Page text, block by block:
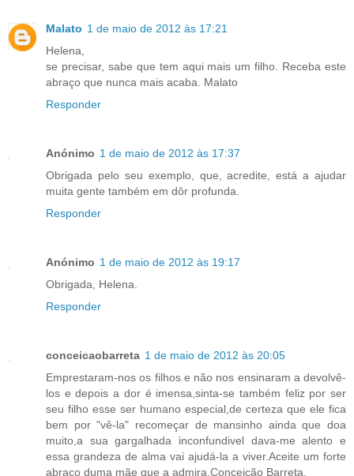
Malato 1 de maio de 2012 às 17:21
Helena,
se precisar, sabe que tem aqui mais um filho. Receba este
abraço que nunca mais acaba. Malato
Responder
Anónimo 1 de maio de 2012 às 17:37
Obrigada pelo seu exemplo, que, acredite, está a ajudar
muita gente também em dôr profunda.
Responder
Anónimo 1 de maio de 2012 às 19:17
Obrigada, Helena.
Responder
conceicaobarreta 1 de maio de 2012 às 20:05
Emprestaram-nos os filhos e não nos ensinaram a devolvê-
los e depois a dor é imensa,sinta-se também feliz por ser
seu filho esse ser humano especial,de certeza que ele fica
bem por "vê-la" recomeçar de mansinho ainda que doa
muito,a sua gargalhada inconfundivel dava-me alento e
essa grandeza de alma vai ajudá-la a viver.Aceite um forte
abraço duma mãe que a admira.Conceição Barreta.